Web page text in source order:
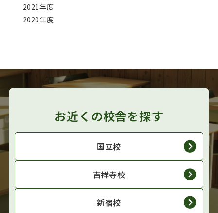
2021年度
2020年度
お近くの校舎を探す
国立校
吉祥寺校
新宿校